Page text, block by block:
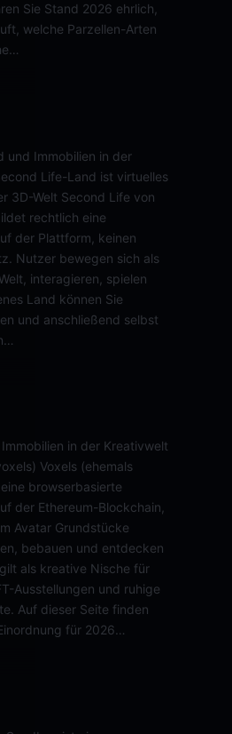
Sie Stand 2026 ehrlich,
welche Parzellen-Arten
und Immobilien in der
Life-Land ist virtuelles
3D-Welt Second Life von
rechtlich eine
der Plattform, keinen
Nutzer bewegen sich als
interagieren, spielen
Land können Sie
und anschließend selbst
in der Kreativwelt
Voxels (ehemals
browserbasierte
der Ethereum-Blockchain,
Avatar Grundstücke
bebauen und entdecken
als kreative Nische für
Ausstellungen und ruhige
Auf dieser Seite finden
für 2026…